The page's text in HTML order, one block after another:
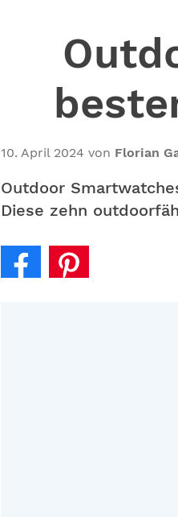
10. April 2024 von Florian
Outdoor
Diese zehn